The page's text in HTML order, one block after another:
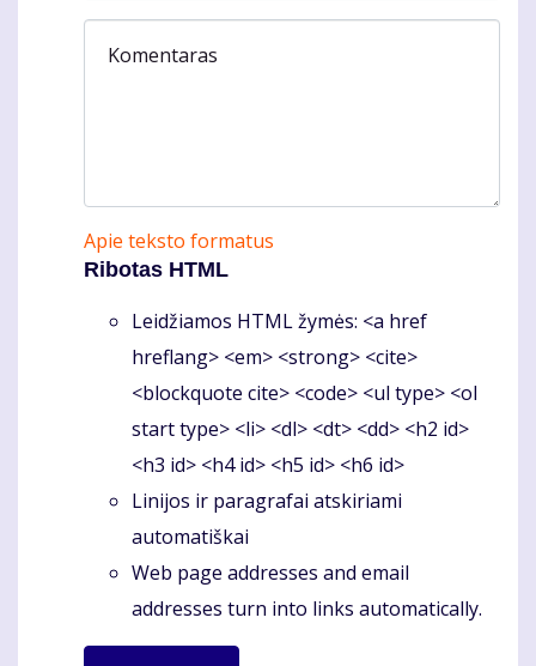
Komentaras
Apie teksto formatus
Ribotas HTML
Leidžiamos HTML žymės: <a href
hreflang> <em> <strong> <cite>
<blockquote cite> <code> <ul type> <ol
start type> <li> <dl> <dt> <dd> <h2 id>
<h3 id> <h4 id> <h5 id> <h6 id>
Linijos ir paragrafai atskiriami
automatiškai
Web page addresses and email
addresses turn into links automatically.